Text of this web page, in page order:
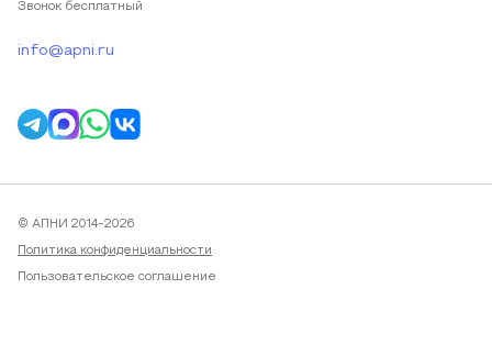
Звонок бесплатный
info@apni.ru
© АПНИ 2014-2026
Политика конфиденциальности
Пользовательское соглашение